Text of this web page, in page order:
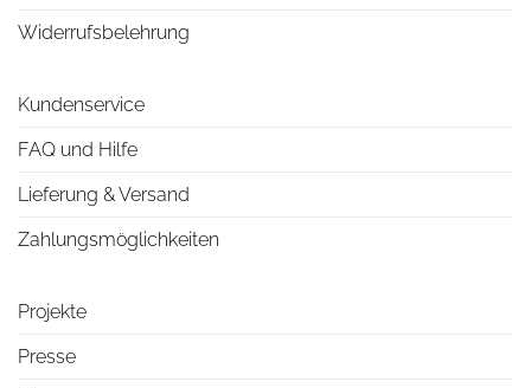
Widerrufsbelehrung
Kundenservice
FAQ und Hilfe
Lieferung & Versand
Zahlungsmöglichkeiten
Projekte
Presse